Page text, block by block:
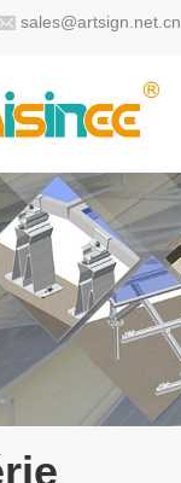
sales@artsign.net.cn